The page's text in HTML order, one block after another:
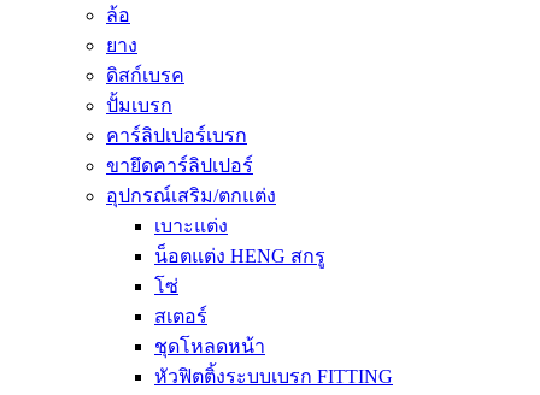
ล้อ
ยาง
ดิสก์เบรค
ปั้มเบรก
คาร์ลิปเปอร์เบรก
ขายึดคาร์ลิปเปอร์
อุปกรณ์เสริม/ตกแต่ง
เบาะแต่ง
น็อตแต่ง HENG สกรู
โซ่
สเตอร์
ชุดโหลดหน้า
หัวฟิตติ้งระบบเบรก FITTING